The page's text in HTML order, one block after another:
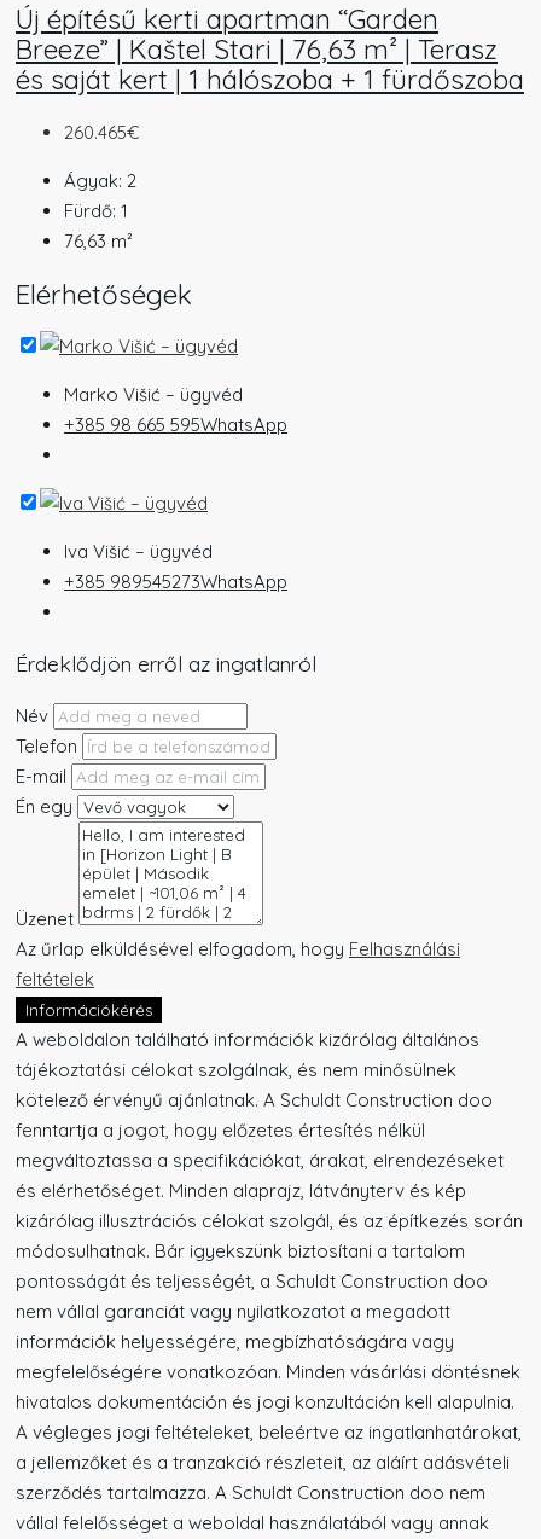
Új építésű kerti apartman “Garden
Breeze” | Kaštel Stari | 76,63 m² | Terasz
és saját kert | 1 hálószoba + 1 fürdőszoba
260.465€
Ágyak: 2
Fürdő: 1
76,63 m²
Elérhetőségek
Marko Višić – ügyvéd
+385 98 665 595WhatsApp
Iva Višić – ügyvéd
+385 989545273WhatsApp
Érdeklődjön erről az ingatlanról
Név
Telefon
E-mail
Én egy
Üzenet
Az űrlap elküldésével elfogadom, hogy Felhasználási
feltételek
Információkérés
A weboldalon található információk kizárólag általános
tájékoztatási célokat szolgálnak, és nem minősülnek
kötelező érvényű ajánlatnak. A Schuldt Construction doo
fenntartja a jogot, hogy előzetes értesítés nélkül
megváltoztassa a specifikációkat, árakat, elrendezéseket
és elérhetőséget. Minden alaprajz, látványterv és kép
kizárólag illusztrációs célokat szolgál, és az építkezés során
módosulhatnak. Bár igyekszünk biztosítani a tartalom
pontosságát és teljességét, a Schuldt Construction doo
nem vállal garanciát vagy nyilatkozatot a megadott
információk helyességére, megbízhatóságára vagy
megfelelőségére vonatkozóan. Minden vásárlási döntésnek
hivatalos dokumentáción és jogi konzultáción kell alapulnia.
A végleges jogi feltételeket, beleértve az ingatlanhatárokat,
a jellemzőket és a tranzakció részleteit, az aláírt adásvételi
szerződés tartalmazza. A Schuldt Construction doo nem
vállal felelősséget a weboldal használatából vagy annak